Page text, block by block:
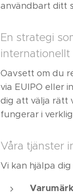
användbart ditt
En strategi
internationellt
Oavsett om du
via EUIPO eller
dig att välja rätt
fungerar i
Våra tjänster
Vi kan hjälpa